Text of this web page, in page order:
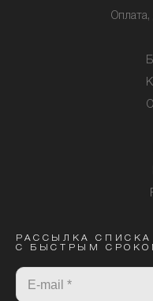
Оплата,
РАССЫЛКА СПИСКА
С БЫСТРЫМ